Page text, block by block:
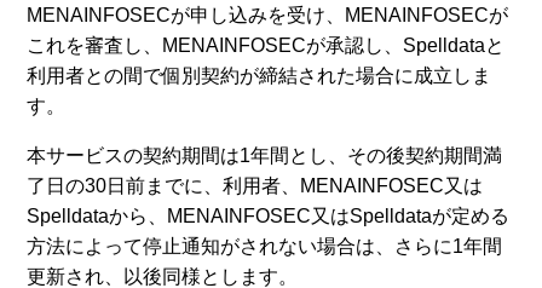
MENAINFOSECが申し込みを受け、MENAINFOSECが
これを審査し、MENAINFOSECが承認し、Spelldataと
利用者との間で個別契約が締結された場合に成立しま
す。
本サービスの契約期間は1年間とし、その後契約期間満
了日の30日前までに、利用者、MENAINFOSEC又は
Spelldataから、MENAINFOSEC又はSpelldataが定める
方法によって停止通知がされない場合は、さらに1年間
更新され、以後同様とします。